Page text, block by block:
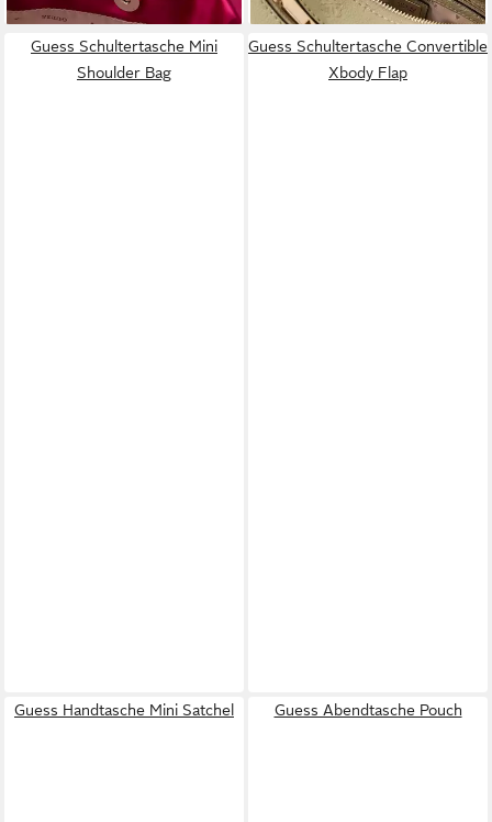
Guess Schultertasche Mini
Shoulder Bag
Guess Schultertasche Convertible
Xbody Flap
Guess Handtasche Mini Satchel Guess Abendtasche Pouch